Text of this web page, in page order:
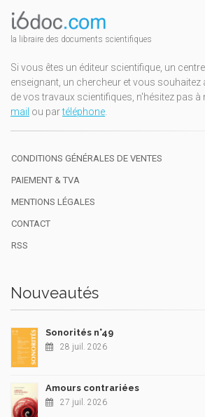
la libraire des documents scientifiques
Si vous êtes un éditeur scientifique, un
enseignant, un chercheur et vous
de vos travaux scientifiques, n'hésitez pas
mail ou partéléphone.
CONDITIONS GÉNÉRALES DE VENTES
PAIEMENT & TVA
MENTIONS LÉGALES
CONTACT
RSS
Nouveautés
Sonorités n°49
28 juil. 2026
Amours contrariées
27 juil. 2026